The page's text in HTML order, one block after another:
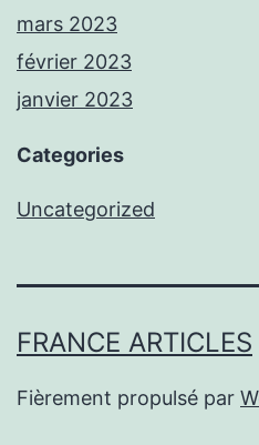
mars 2023
février 2023
janvier 2023
Categories
Uncategorized
FRANCE ARTICLES
Fièrement propulsé par